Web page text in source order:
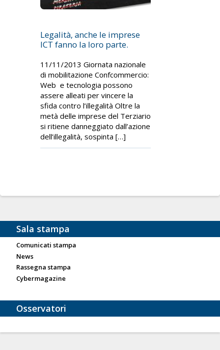
Legalità, anche le imprese
ICT fanno la loro parte.
11/11/2013 Giornata nazionale
di mobilitazione Confcommercio:
Web e tecnologia possono
assere alleati per vincere la
sfida contro l’illegalità Oltre la
metà delle imprese del Terziario
si ritiene danneggiato dall’azione
dell’illegalità, sospinta […]
Sala stampa
Comunicati stampa
News
Rassegna stampa
Cybermagazine
Osservatori